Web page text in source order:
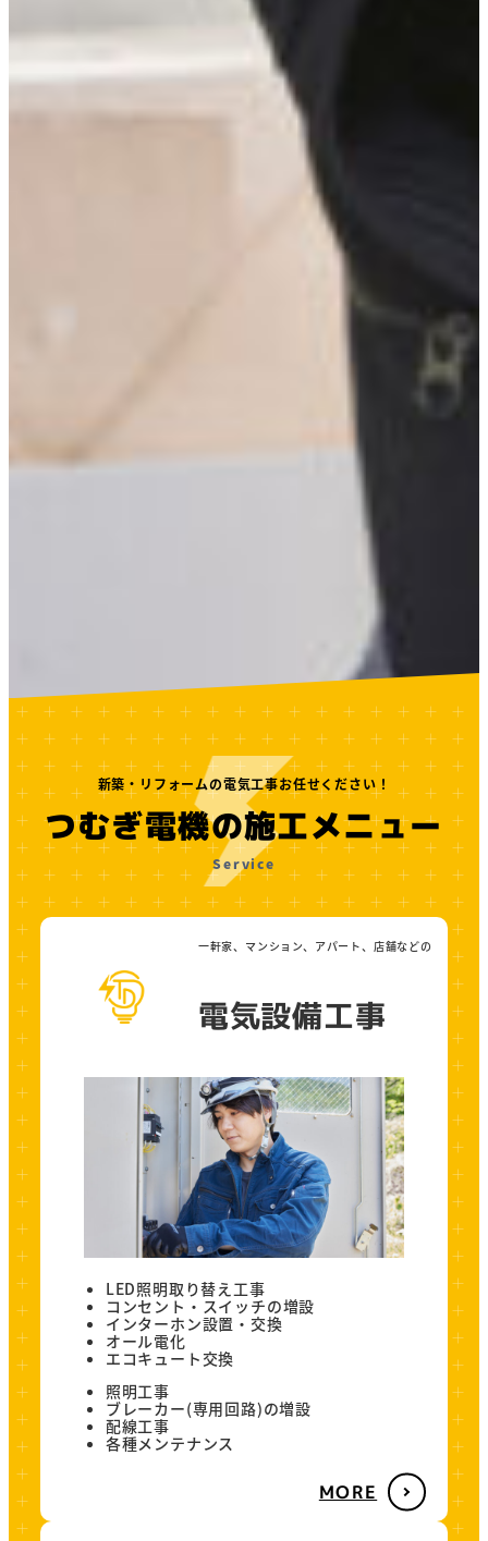
新築・リフォームの電気工事お任せください！
つむぎ電機の施工メニュー
Service
一軒家、マンション、アパート、店舗などの
電気設備工事
LED照明取り替え工事
コンセント・スイッチの増設
インターホン設置・交換
オール電化
エコキュート交換
照明工事
ブレーカー(専用回路)の増設
配線工事
各種メンテナンス
MORE